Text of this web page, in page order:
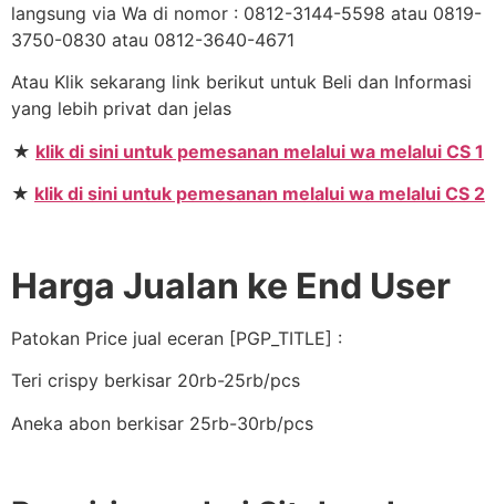
langsung via Wa di nomor : 0812-3144-5598 atau 0819-
3750-0830 atau 0812-3640-4671
Atau Klik sekarang link berikut untuk Beli dan Informasi
yang lebih privat dan jelas
★ klik di sini untuk pemesanan melalui wa melalui CS 1
★ klik di sini untuk pemesanan melalui wa melalui CS 2
Harga Jualan ke End User
Patokan Price jual eceran [PGP_TITLE] :
Teri crispy berkisar 20rb-25rb/pcs
Aneka abon berkisar 25rb-30rb/pcs